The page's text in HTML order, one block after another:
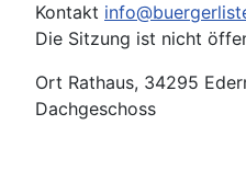
Kontakt
Die Sitzung ist nicht
Ort Rathaus, 34295
Dachgeschoss